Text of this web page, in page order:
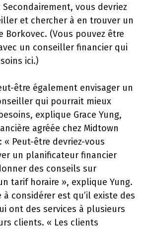
vous devriez
et chercher à en trouver un
Borkovec. (Vous pouvez être
un conseiller financier qui
ici.)
être également envisager un
qui pourrait mieux
explique Grace Yung,
agréée chez Midtown
« Peut-être devriez-vous
un planificateur financier
des conseils sur
tarif horaire », explique Yung.
à considérer est qu’il existe des
ont des services à plusieurs
clients. « Les clients